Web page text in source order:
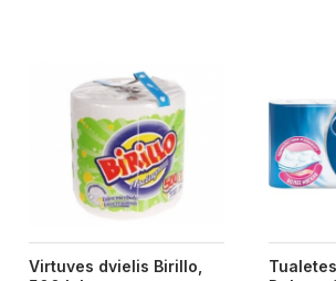
Virtuves dvielis Birillo,